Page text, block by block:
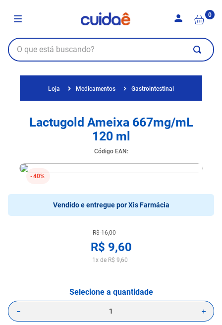
0
Medicamentos Gastrointestinal
Lactugold Ameixa 667mg/mL
120 ml
Código EAN :
40%
Vendido e entregue por Xis Farmácia
1 x de R$ 9,60
R$ 9,60
R$ 16,00
＋
－